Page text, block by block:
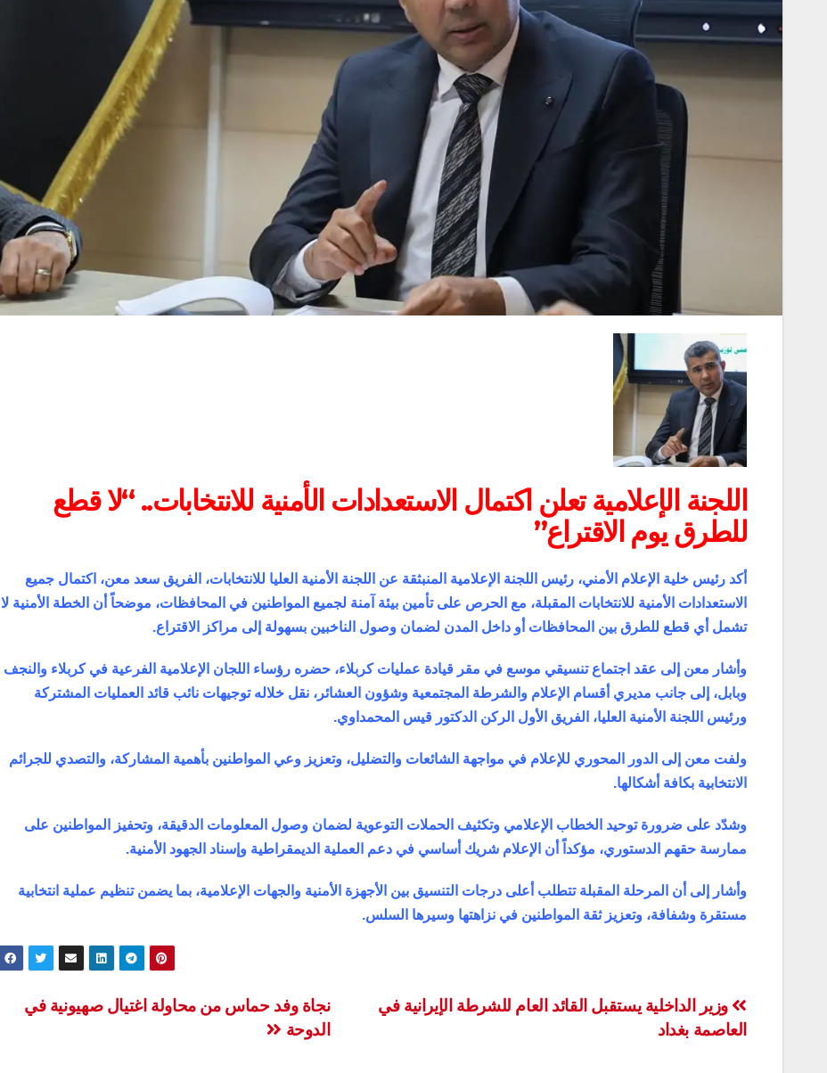
اللجنة الإعلامية تعلن اكتمال الاستعدادات الأمنية للانتخابات.. “لا قطع
للطرق يوم الاقتراع”
أكد رئيس خلية الإعلام الأمني، رئيس اللجنة الإعلامية المنبثقة عن اللجنة الأمنية العليا للانتخابات، الفريق سعد معن، اكتمال جميع
الاستعدادات الأمنية للانتخابات المقبلة، مع الحرص على تأمين بيئة آمنة لجميع المواطنين في المحافظات، موضحاً أن الخطة الأمنية لا
تشمل أي قطع للطرق بين المحافظات أو داخل المدن لضمان وصول الناخبين بسهولة إلى مراكز الاقتراع.
وأشار معن إلى عقد اجتماع تنسيقي موسع في مقر قيادة عمليات كربلاء، حضره رؤساء اللجان الإعلامية الفرعية في كربلاء والنجف
وبابل، إلى جانب مديري أقسام الإعلام والشرطة المجتمعية وشؤون العشائر، نقل خلاله توجيهات نائب قائد العمليات المشتركة
ورئيس اللجنة الأمنية العليا، الفريق الأول الركن الدكتور قيس المحمداوي.
ولفت معن إلى الدور المحوري للإعلام في مواجهة الشائعات والتضليل، وتعزيز وعي المواطنين بأهمية المشاركة، والتصدي للجرائم
الانتخابية بكافة أشكالها.
وشدّد على ضرورة توحيد الخطاب الإعلامي وتكثيف الحملات التوعوية لضمان وصول المعلومات الدقيقة، وتحفيز المواطنين على
ممارسة حقهم الدستوري، مؤكداً أن الإعلام شريك أساسي في دعم العملية الديمقراطية وإسناد الجهود الأمنية.
وأشار إلى أن المرحلة المقبلة تتطلب أعلى درجات التنسيق بين الأجهزة الأمنية والجهات الإعلامية، بما يضمن تنظيم عملية انتخابية
مستقرة وشفافة، وتعزيز ثقة المواطنين في نزاهتها وسيرها السلس.
تصفّح
المقالات
نجاة وفد حماس من محاولة اغتيال صهيونية في
الدوحة
وزير الداخلية يستقبل القائد العام للشرطة الإيرانية في
العاصمة بغداد